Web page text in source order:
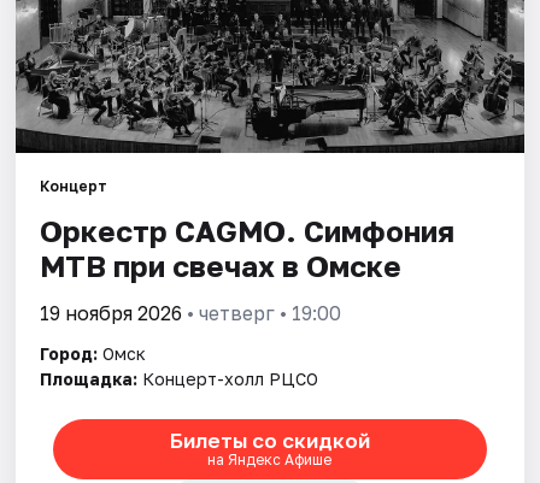
Спорт
События
Площадки
Артисты
Концерт
Оркестр CAGMO. Симфония
МТВ при свечах в Омске
19 ноября 2026 • четверг • 19:00
Город: Омск
Площадка: Концерт-холл РЦСО
Билеты со скидкой
на Яндекс Афише